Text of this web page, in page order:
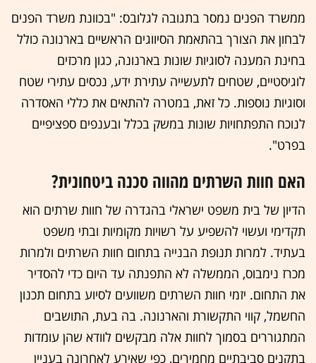
ממשרד הפנים נמסר בתגובה לגלובס: "בכוונת משרד הפנים
לבחון את הצורך בהתאמת הסיווגים הראשיים בארנונה כולל
בחינת המענה לסוגיות שונות בארנונה, כגון מרכזים
לוגיסטיים, שטחים לתעשייה עתירת ידע, נכסים עתירי שטח
וסוגיות נוספות. כל זאת, במטרה להתאים את כללי האסדרה
לנוכח התפתחויות שונות במשק בכלל ובענפים ספציפיים
בפרט".
האם חוות השרתים מהווה סכנה ביטחונית?
הדיון של בית משפט ישראלי בהגדרה של חוות שרתים הוא
תקדימי ועשוי להשפיע על רשויות מקומיות ובתי משפט
בעתיד. למרות תנופת הבנייה בתחום חוות השרתים ולמרות
מכרז נימבוס, הממשלה לא התפנתה עד היום כדי להסדיר
את התחום. יזמי חוות השרתים משוועים לסיוע בתחום תכנון
החשמל, קווי התקשורת והארנונה. בה בעת, התושבים
המתגוררים בסמוך לחוות אלה מבקשים לוודא שהן עומדות
בתקנים סביבתיים מחמירים, כפי שאירע לאחרונה בעניין